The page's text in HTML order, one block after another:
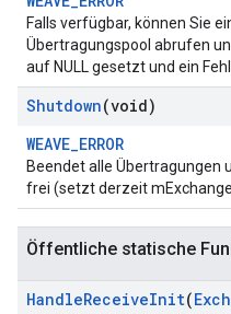
Falls verfügbar, können Sie
Übertragungspool abrufen
auf NULL gesetzt und ein
Shutdown(void)
WEAVE_ERROR
Beendet alle Übertragungen
frei (setzt derzeit
Öffentliche statische
HandleReceiveInit(